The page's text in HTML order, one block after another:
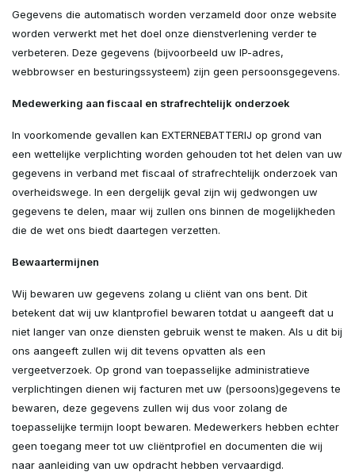
Gegevens die automatisch worden verzameld door onze website
worden verwerkt met het doel onze dienstverlening verder te
verbeteren. Deze gegevens (bijvoorbeeld uw IP-adres,
webbrowser en besturingssysteem) zijn geen persoonsgegevens.
Medewerking aan fiscaal en strafrechtelijk onderzoek
In voorkomende gevallen kan EXTERNEBATTERIJ op grond van
een wettelijke verplichting worden gehouden tot het delen van uw
gegevens in verband met fiscaal of strafrechtelijk onderzoek van
overheidswege. In een dergelijk geval zijn wij gedwongen uw
gegevens te delen, maar wij zullen ons binnen de mogelijkheden
die de wet ons biedt daartegen verzetten.
Bewaartermijnen
Wij bewaren uw gegevens zolang u cliënt van ons bent. Dit
betekent dat wij uw klantprofiel bewaren totdat u aangeeft dat u
niet langer van onze diensten gebruik wenst te maken. Als u dit bij
ons aangeeft zullen wij dit tevens opvatten als een
vergeetverzoek. Op grond van toepasselijke administratieve
verplichtingen dienen wij facturen met uw (persoons)gegevens te
bewaren, deze gegevens zullen wij dus voor zolang de
toepasselijke termijn loopt bewaren. Medewerkers hebben echter
geen toegang meer tot uw cliëntprofiel en documenten die wij
naar aanleiding van uw opdracht hebben vervaardigd.